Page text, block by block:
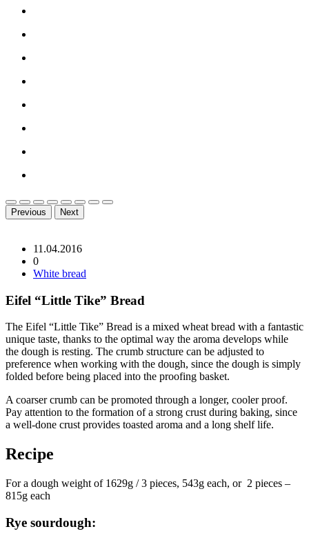
Previous Next
11.04.2016
0
White bread
Eifel “Little Tike” Bread
The Eifel “Little Tike” Bread is a mixed wheat bread with a fantastic
unique taste, thanks to the optimal way the aroma develops while
the dough is resting. The crumb structure can be adjusted to
preference when working with the dough, since the dough is simply
folded before being placed into the proofing basket.
A coarser crumb can be promoted through a longer, cooler proof.
Pay attention to the formation of a strong crust during baking, since
a well-done crust provides toasted aroma and a long shelf life.
Recipe
For a dough weight of 1629g / 3 pieces, 543g each, or 2 pieces –
815g each
Rye sourdough: